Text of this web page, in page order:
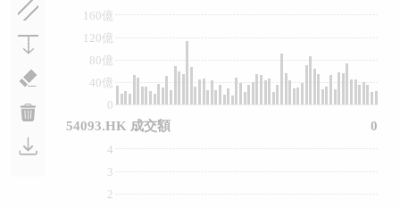
0
40億
80億
120億
160億
2
3
4
54093.HK 成交額 0